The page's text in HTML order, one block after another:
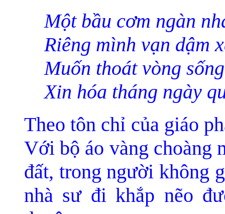
Một bầu cơm ngàn
Riêng mình vạn dậm
Muốn thoát vòng
Xin hóa tháng ngày
Theo tôn chỉ của giáo
Với bộ áo vàng choàng
đất, trong người không
nhà sư đi khắp nẽo